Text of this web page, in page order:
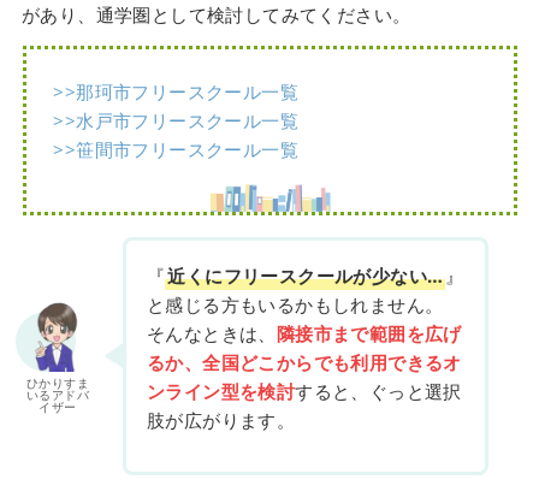
があり、通学圏として検討してみてください。
>>那珂市フリースクール一覧
>>水戸市フリースクール一覧
>>笹間市フリースクール一覧
ひかりすま
いるアドバ
イザー
『近くにフリースクールが少ない…』
と感じる方もいるかもしれません。
そんなときは、 隣接市まで範囲を広げ
るか、全国どこからでも利用できるオ
ンライン型を検討すると、ぐっと選択
肢が広がります。